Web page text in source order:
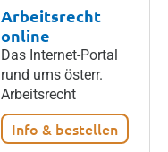
Arbeitsrecht
online
Das Internet-Portal
rund ums österr.
Arbeitsrecht
Info & bestellen